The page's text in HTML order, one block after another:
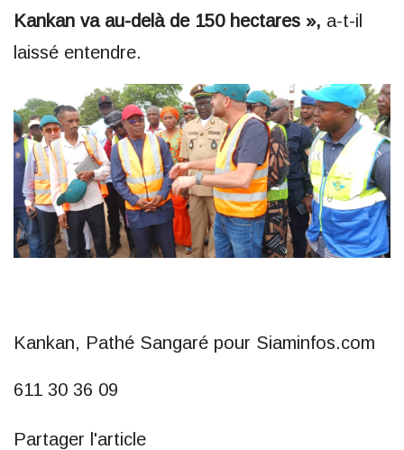
Kankan va au-delà de 150 hectares », a-t-il
laissé entendre.
Kankan, Pathé Sangaré pour Siaminfos.com
611 30 36 09
Partager l'article